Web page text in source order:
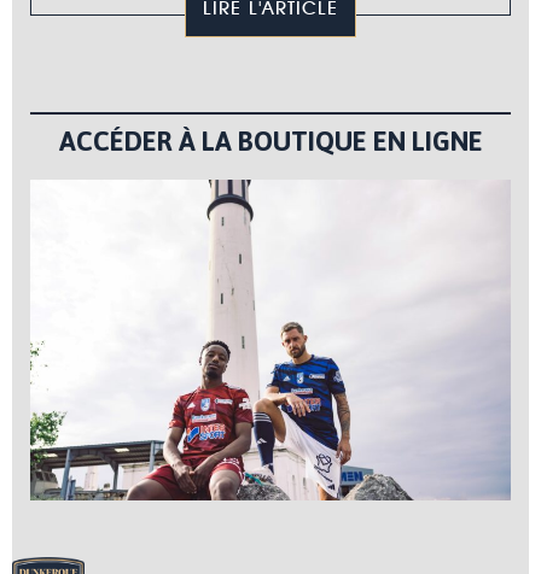
LIRE L'ARTICLE
ACCÉDER À LA BOUTIQUE EN LIGNE